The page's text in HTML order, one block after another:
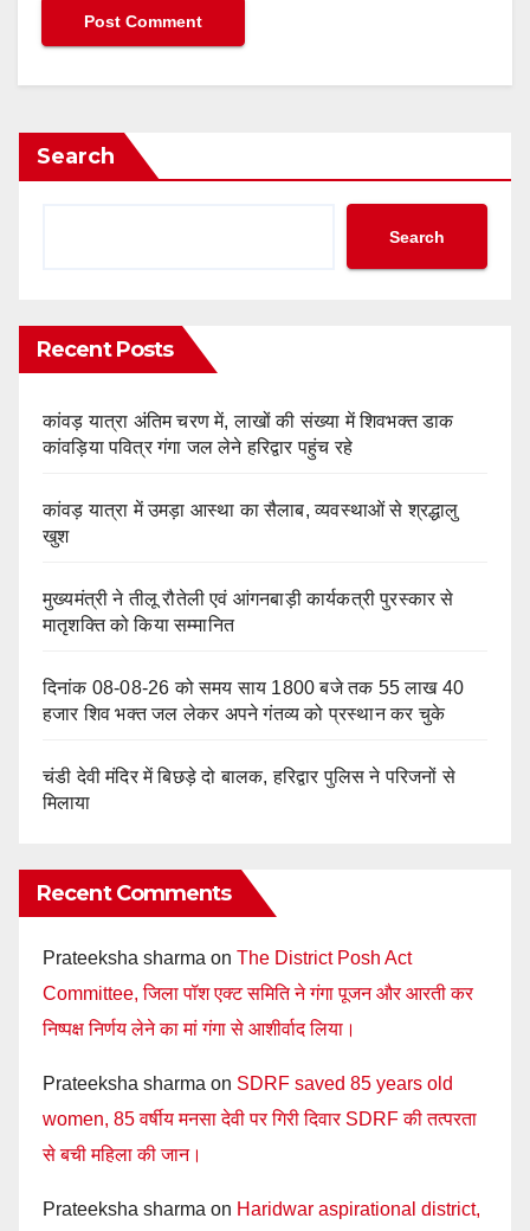
Search
Search
Recent Posts
कांवड़ यात्रा अंतिम चरण में, लाखों की संख्या में शिवभक्त डाक
कांवड़िया पवित्र गंगा जल लेने हरिद्वार पहुंच रहे
कांवड़ यात्रा में उमड़ा आस्था का सैलाब, व्यवस्थाओं से श्रद्धालु
खुश
मुख्यमंत्री ने तीलू रौतेली एवं आंगनबाड़ी कार्यकत्री पुरस्कार से
मातृशक्ति को किया सम्मानित
दिनांक 08-08-26 को समय साय 1800 बजे तक 55 लाख 40
हजार शिव भक्त जल लेकर अपने गंतव्य को प्रस्थान कर चुके
चंडी देवी मंदिर में बिछड़े दो बालक, हरिद्वार पुलिस ने परिजनों से
मिलाया
Recent Comments
Prateeksha sharma on The District Posh Act
Committee, जिला पॉश एक्ट समिति ने गंगा पूजन और आरती कर
निष्पक्ष निर्णय लेने का मां गंगा से आशीर्वाद लिया।
Prateeksha sharma on SDRF saved 85 years old
women, 85 वर्षीय मनसा देवी पर गिरी दिवार SDRF की तत्परता
से बची महिला की जान।
Prateeksha sharma on Haridwar aspirational district,